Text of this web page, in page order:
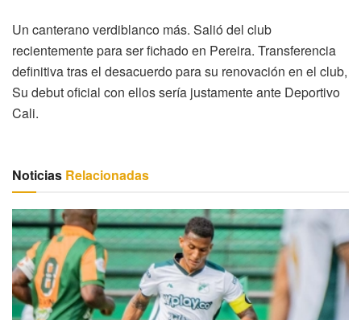
Un canterano verdiblanco más. Salió del club
recientemente para ser fichado en Pereira. Transferencia
definitiva tras el desacuerdo para su renovación en el club,
Su debut oficial con ellos sería justamente ante Deportivo
Cali.
Noticias Relacionadas